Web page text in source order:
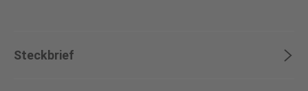
Steckbrief